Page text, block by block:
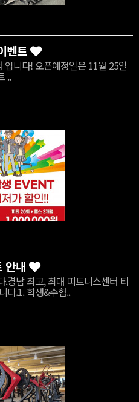
벤트
니다! 오픈예정일은 11월 25일
..
안내
경남 최고, 최대 피트니스센터 티
다.1. 학생&수험..